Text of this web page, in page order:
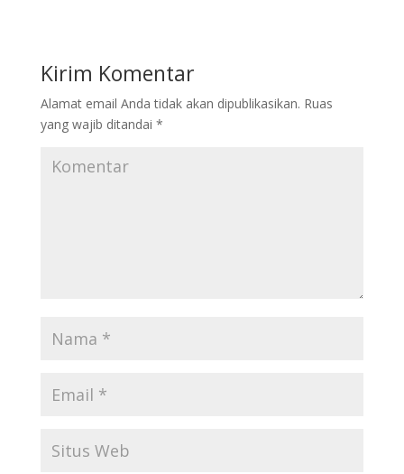
Kirim Komentar
Alamat email Anda tidak akan dipublikasikan. Ruas
yang wajib ditandai *